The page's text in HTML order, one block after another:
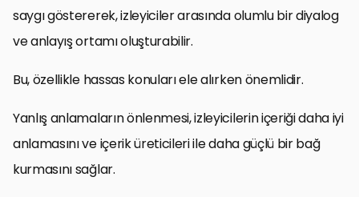
saygı göstererek, izleyiciler arasında olumlu bir diyalog
ve anlayış ortamı oluşturabilir.
Bu, özellikle hassas konuları ele alırken önemlidir.
Yanlış anlamaların önlenmesi, izleyicilerin içeriği daha iyi
anlamasını ve içerik üreticileri ile daha güçlü bir bağ
kurmasını sağlar.